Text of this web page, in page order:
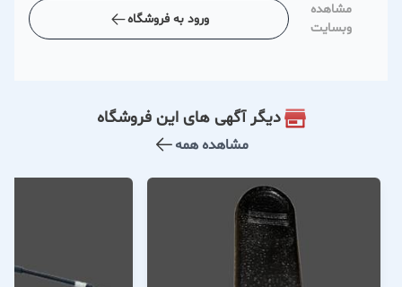
مشاهده
وبسایت
ورود به فروشگاه
دیگر آگهی های این فروشگاه
مشاهده همه